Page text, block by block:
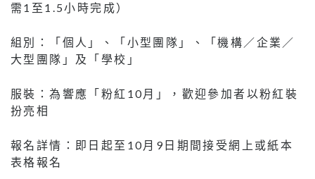
需1至1.5小時完成）
組別：「個人」、「小型團隊」、「機構／企業／
大型團隊」及「學校」
服裝：為響應「粉紅10月」，歡迎參加者以粉紅裝
扮亮相
報名詳情：即日起至10月9日期間接受網上或紙本
表格報名